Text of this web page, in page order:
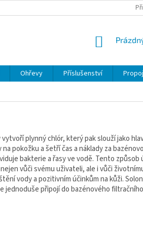
VŠEOBECNÉ
Ohřevy Příslušenství
plynný chlór, který pak slouží jako
pokožku a šetří čas a náklady za
bakterie a řasy ve vodě. Tento způsob
vůči svému uživateli, ale i vůči
vody a pozitivním účinkům na kůži.
jednoduše připojí do bazénového filtračního